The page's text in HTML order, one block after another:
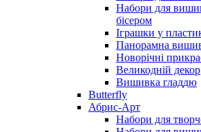
Набори для
бісером
Іграшки у
Панорамна
Новорічні
Великодній декор
Вишивка гладдю
Butterfly
Абрис-Арт
Набори для